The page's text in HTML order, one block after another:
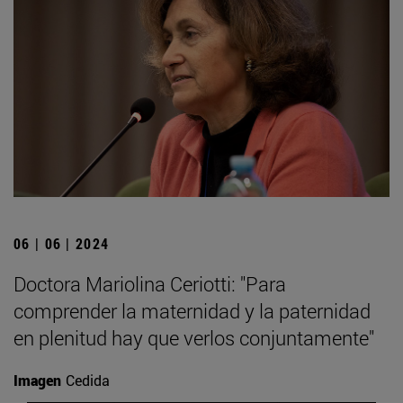
06 | 06 | 2024
Doctora Mariolina Ceriotti: "Para
comprender la maternidad y la paternidad
en plenitud hay que verlos conjuntamente"
Imagen Cedida